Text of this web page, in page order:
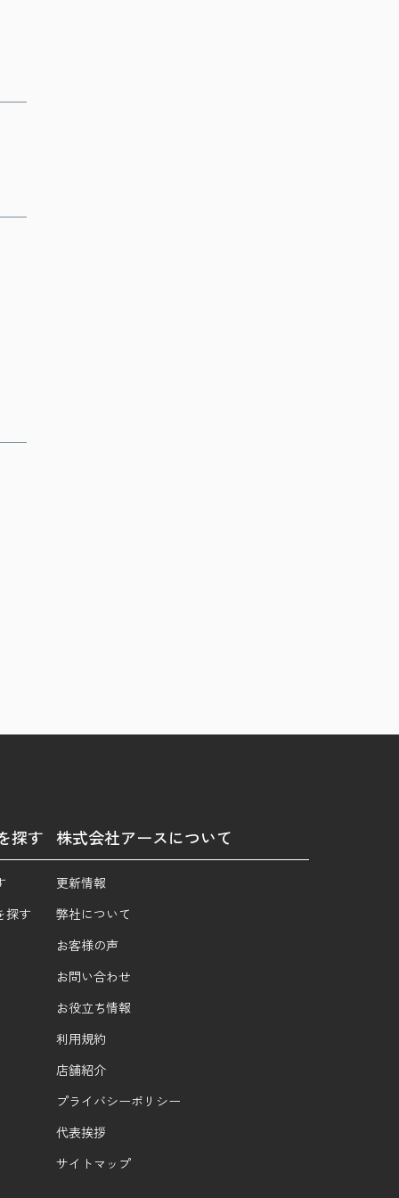
探す
探す
株式会社アースについて
更新情報
弊社について
お客様の声
お問い合わせ
お役立ち情報
利用規約
店舗紹介
プライバシーポリシー
代表挨拶
サイトマップ